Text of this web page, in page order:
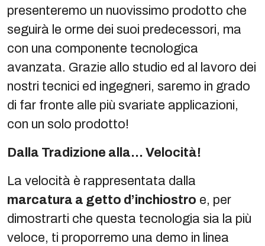
presenteremo un nuovissimo prodotto che
seguirà le orme dei suoi predecessori, ma
con una componente tecnologica
avanzata. Grazie allo studio ed al lavoro dei
nostri tecnici ed ingegneri, saremo in grado
di far fronte alle più svariate applicazioni,
con un solo prodotto!
Dalla Tradizione alla… Velocità!
La velocità è rappresentata dalla
marcatura a getto d’inchiostro e, per
dimostrarti che questa tecnologia sia la più
veloce, ti proporremo una demo in linea